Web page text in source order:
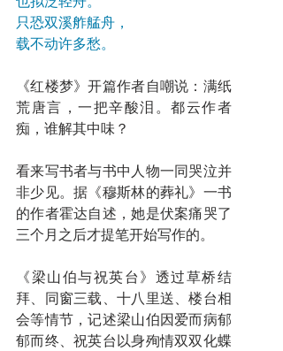
只恐双溪舴艋舟，
载不动许多愁。
《红楼梦》开篇作者自嘲说：满纸
荒唐言，一把辛酸泪。都云作者
痴，谁解其中味？
看来写书者与书中人物一同哭泣并
非少见。据《穆斯林的葬礼》一书
的作者霍达自述，她是伏案痛哭了
三个月之后才提笔开始写作的。
《梁山伯与祝英台》透过草桥结
拜、同窗三载、十八里送、楼台相
会等情节，记述梁山伯因爱而病郁
郁而终、祝英台以身殉情双双化蝶